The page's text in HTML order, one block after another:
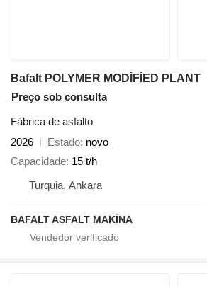
Bafalt POLYMER MODİFİED PLANT
Preço sob consulta
Fábrica de asfalto
2026
Estado novo
Capacidade 15 t/h
Turquia, Ankara
BAFALT ASFALT MAKİNA